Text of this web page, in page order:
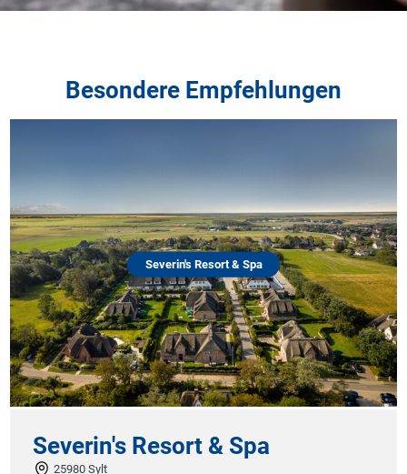
Besondere Empfehlungen
Severin's Resort & Spa
Severin's Resort & Spa
25980 Sylt